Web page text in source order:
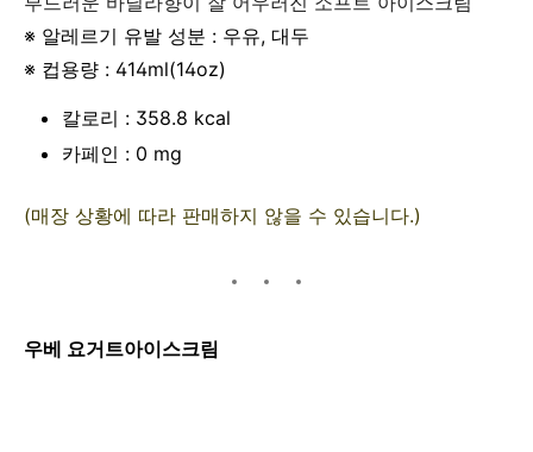
※ 알레르기 유발 성분 : 우유, 대두
※ 컵용량 : 414ml(14oz)
칼로리 : 358.8 kcal
카페인 : 0 mg
(매장 상황에 따라 판매하지 않을 수 있습니다.)
우베 요거트아이스크림